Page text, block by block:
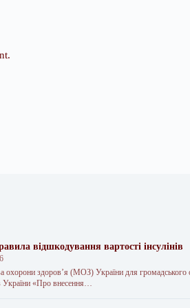
відшкодування вартості інсулінів
охорони здоров’я (МОЗ) України для громадського
України «Про внесення…